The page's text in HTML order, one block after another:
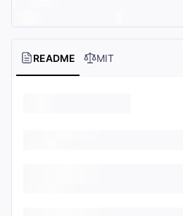
README MIT